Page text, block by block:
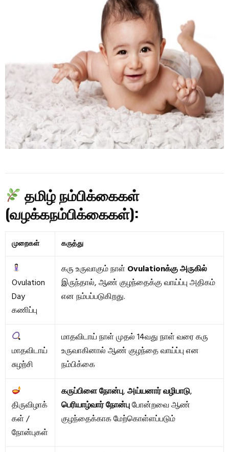
தமிழ் நம்பிக்கைகள்
(வழக்கநம்பிக்கைகள்):
முறைகள் கருத்து
Ovulation
Day
கணிப்பு
கரு உருவாகும் நாள் Ovulationக்கு அருகில்
இருந்தால், ஆண் குழந்தைக்கு வாய்ப்பு அதிகம்
என நம்பப்படுகிறது.
மாதவிடாய்
சுழற்சி
மாதவிடாய் நாள் முதல் 14வது நாள் வரை கரு
உருவாகினால் ஆண் குழந்தை வாய்ப்பு என
நம்பிக்கை
திருவிழாக்
கள் /
நோன்புகள்
கருப்பிளை நோன்பு,அய்யனார் வழிபாடு,
பெரியாழ்வார் நோன்புபோன்றவை ஆண்
குழந்தைக்காக மேற்கொள்ளப்படும்